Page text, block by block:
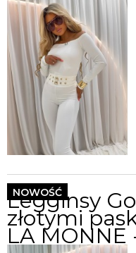
Legginsy
złotymi
LA MONNE
NOWOŚĆ